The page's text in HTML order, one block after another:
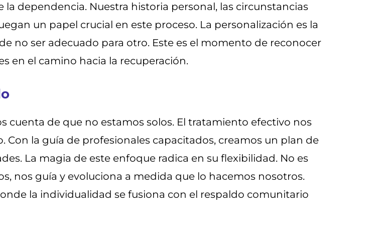
dependencia. Nuestra historia personal, las circunstancias
un papel crucial en este proceso. La personalización es la
no ser adecuado para otro. Este es el momento de reconocer
en el camino hacia la recuperación.
cuenta de que no estamos solos. El tratamiento efectivo nos
la guía de profesionales capacitados, creamos un plan de
La magia de este enfoque radica en su flexibilidad. No es
nos guía y evoluciona a medida que lo hacemos nosotros.
la individualidad se fusiona con el respaldo comunitario